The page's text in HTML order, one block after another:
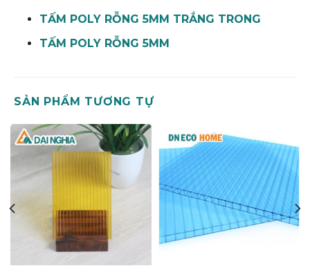
TẤM POLY RỖNG 5MM TRẮNG TRONG
TẤM POLY RỖNG 5MM
SẢN PHẨM TƯƠNG TỰ